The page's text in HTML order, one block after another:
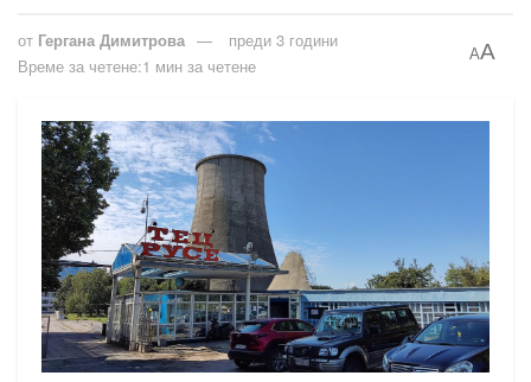
от Гергана Димитрова
преди 3 години
Време за четене:1 мин за четене
AA